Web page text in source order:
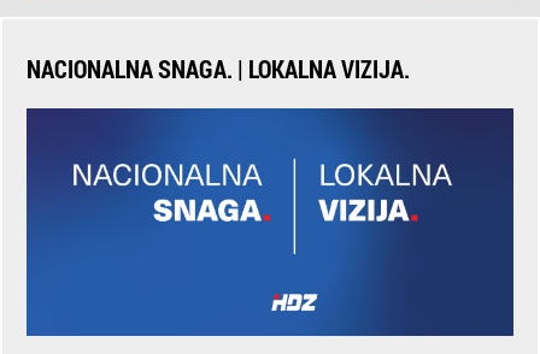
NACIONALNA SNAGA. | LOKALNA VIZIJA.